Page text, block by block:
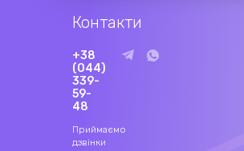
Контакти
+38
(044)
339-
59-
48
Приймаємо
дзвінки